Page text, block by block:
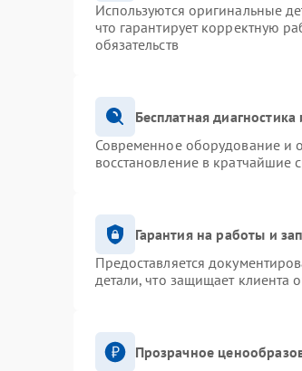
Используются оригинальные
что гарантирует корректную
обязательств
Бесплатная
Современное оборудование и
восстановление в кратчайшие
Гарантия на работы и
Предоставляется
детали, что защищает клиента
Прозрачное